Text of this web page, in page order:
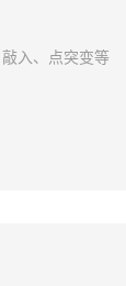
入、点突变等